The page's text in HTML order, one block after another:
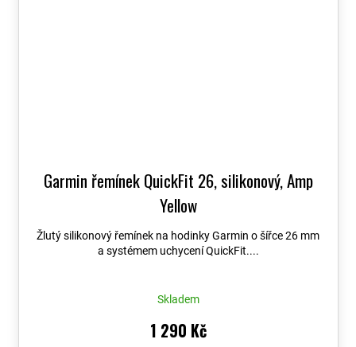
Garmin řemínek QuickFit 26, silikonový, Amp
Yellow
Žlutý silikonový řemínek na hodinky Garmin o šířce 26 mm
a systémem uchycení QuickFit....
Skladem
1 290 Kč